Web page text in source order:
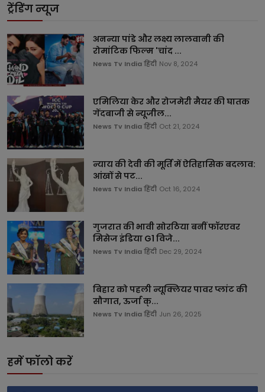
ट्रेंडिंग न्यूज
अनन्या पांडे और लक्ष्य लालवानी की
रोमांटिक फिल्म 'चांद ...
News Tv India हिंदी Nov 8, 2024
एमिलिया केर और रोजमेरी मैयर की घातक
गेंदबाजी से न्यूजील...
News Tv India हिंदी Oct 21, 2024
न्याय की देवी की मूर्ति में ऐतिहासिक बदलाव:
आंखों से पट...
News Tv India हिंदी Oct 16, 2024
गुजरात की भावी सोरठिया बनीं फॉरएवर
मिसेज इंडिया G1 विजे...
News Tv India हिंदी Dec 29, 2024
बिहार को पहली न्यूक्लियर पावर प्लांट की
सौगात, ऊर्जा क्...
News Tv India हिंदी Jun 26, 2025
हमें फॉलो करें